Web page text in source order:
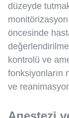
düzeyde
öncesinde
kontrolü ve
fonksiyonların
ve